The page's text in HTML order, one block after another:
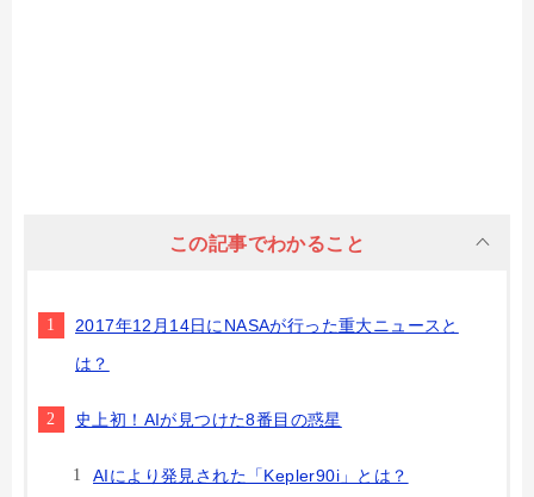
この記事でわかること
2017年12月14日にNASAが行った重大ニュースと
は？
史上初！AIが見つけた8番目の惑星
AIにより発見された「Kepler90i」とは？